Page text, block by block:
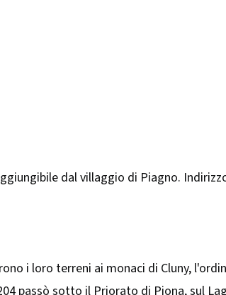
dal villaggio di Piagno.
i loro terreni ai monaci di Cluny,
passò sotto il Priorato di Piona, sul